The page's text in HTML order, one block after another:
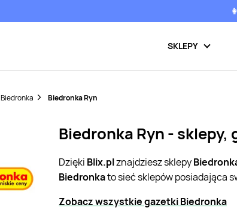
SKLEPY
Biedronka Biedronka Ryn
Biedronka Ryn -
Dzięki Blix.plznajdziesz sklepy
Biedronkato sieć sklepów posiadająca
Zobacz wszystkie gazetki Biedronka